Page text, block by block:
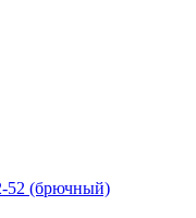
52 (брючный)